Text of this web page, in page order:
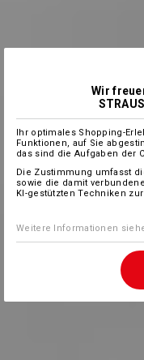
Wir
Ihr optimales Shopping-
Funktionen, auf Sie
das sind die Aufgaben der
Die Zustimmung umfasst
sowie die damit
KI-gestützten Techniken
Weitere Informationen